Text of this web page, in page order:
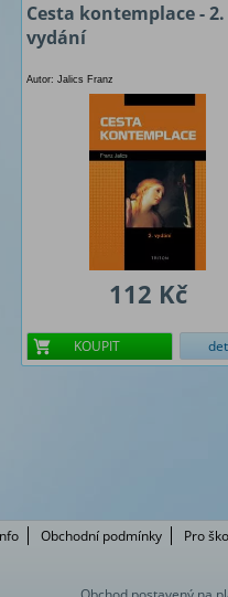
Cesta kontemplace - 2.
vydání
Autor: Jalics Franz
112 Kč
KOUPIT
Obchodní podmínky Pro